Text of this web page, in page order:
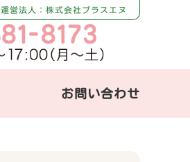
運営法人：株式会社プラスエヌ
お問い合わせ